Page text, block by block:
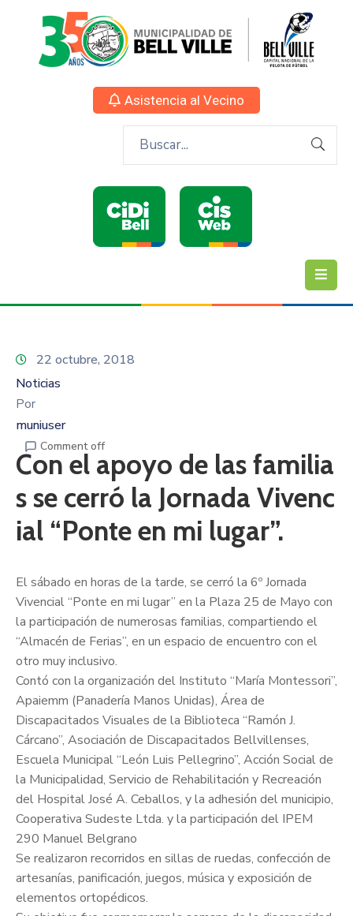
Asistencia al Vecino
22 octubre, 2018
Noticias
Por
muniuser
Comment off
Con el apoyo de las familia
s se cerró la Jornada Vivenc
ial “Ponte en mi lugar”.
El sábado en horas de la tarde, se cerró la 6º Jornada
Vivencial “Ponte en mi lugar” en la Plaza 25 de Mayo con
la participación de numerosas familias, compartiendo el
“Almacén de Ferias”, en un espacio de encuentro con el
otro muy inclusivo.
Contó con la organización del Instituto “María Montessori”,
Apaiemm (Panadería Manos Unidas), Área de
Discapacitados Visuales de la Biblioteca “Ramón J.
Cárcano”, Asociación de Discapacitados Bellvillenses,
Escuela Municipal “León Luis Pellegrino”, Acción Social de
la Municipalidad, Servicio de Rehabilitación y Recreación
del Hospital José A. Ceballos, y la adhesión del municipio,
Cooperativa Sudeste Ltda. y la participación del IPEM
290 Manuel Belgrano
Se realizaron recorridos en sillas de ruedas, confección de
artesanías, panificación, juegos, música y exposición de
elementos ortopédicos.